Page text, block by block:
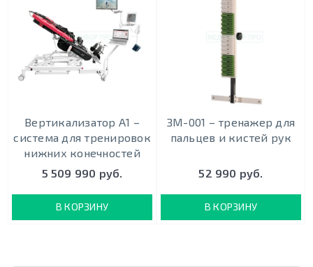
Вертикализатор А1 –
система для тренировок
нижних конечностей
5 509 990 руб.
В КОРЗИНУ
ЗМ-001 – тренажер для
пальцев и кистей рук
52 990 руб.
В КОРЗИНУ